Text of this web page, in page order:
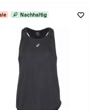
Nachhaltig